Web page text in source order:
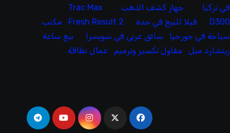
في تركيا
جهاز كشف الذهب
Trac Max
D300
فيلا للبيع في جدة Fresh Result 2
مكتب
سياحة في جورجيا
سائق عربي في سويسرا
بيع ساعة
ريتشارد ميل
مقاول تكسير وترميم عمال نظافة